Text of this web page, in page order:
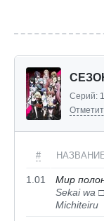
Серий:
#
1.01
Мир полон
Sekai wa
Michiteiru